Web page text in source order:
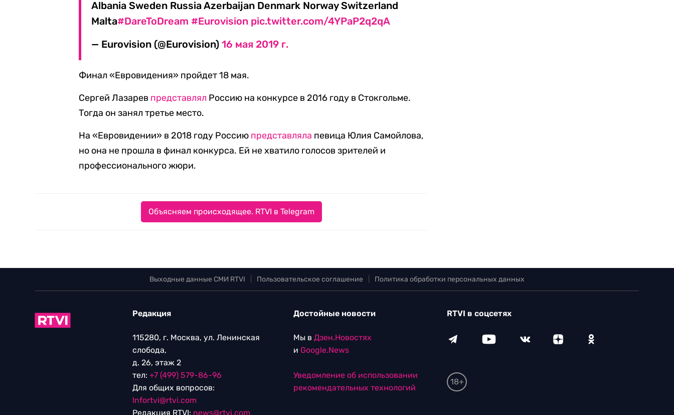
Albania Sweden Russia Azerbaijan Denmark Norway Switzerland
Malta#DareToDream #Eurovision pic.twitter.com/4YPaP2q2qA
— Eurovision (@Eurovision)16 мая 2019 г.
Финал «Евровидения» пройдет 18 мая.
Сергей Лазарев представлял Россию на конкурсе в 2016 году в Стокгольме.
Тогда он занял третье место.
На «Евровидении» в 2018 году Россию представляла певица Юлия Самойлова,
но она не прошла в финал конкурса. Ей не хватило голосов зрителей и
профессионального жюри.
Объясняем происходящее. RTVI в Telegram
Выходные данные СМИ RTVI Пользовательское соглашение Политика обработки персональных данных
Редакция
115280, г. Москва, ул. Ленинская
слобода,
д. 26, этаж 2
тел: +7 (499) 579-86-96
Для общих вопросов:
Infortvi@rtvi.com
Редакция RTVI: news@rtvi.com
Достойные новости
Мы в Дзен.Новостях
и Google.News
Уведомление об использовании
рекомендательных технологий
RTVI в соцсетях
18+